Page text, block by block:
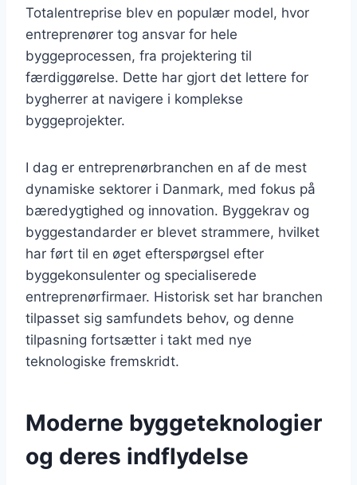
Totalentreprise blev en populær model, hvor
entreprenører tog ansvar for hele
byggeprocessen, fra projektering til
færdiggørelse. Dette har gjort det lettere for
bygherrer at navigere i komplekse
byggeprojekter.
I dag er entreprenørbranchen en af de mest
dynamiske sektorer i Danmark, med fokus på
bæredygtighed og innovation. Byggekrav og
byggestandarder er blevet strammere, hvilket
har ført til en øget efterspørgsel efter
byggekonsulenter og specialiserede
entreprenørfirmaer. Historisk set har branchen
tilpasset sig samfundets behov, og denne
tilpasning fortsætter i takt med nye
teknologiske fremskridt.
Moderne byggeteknologier
og deres indflydelse